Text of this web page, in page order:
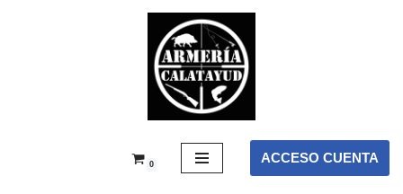
0 ACCESO CUENTA